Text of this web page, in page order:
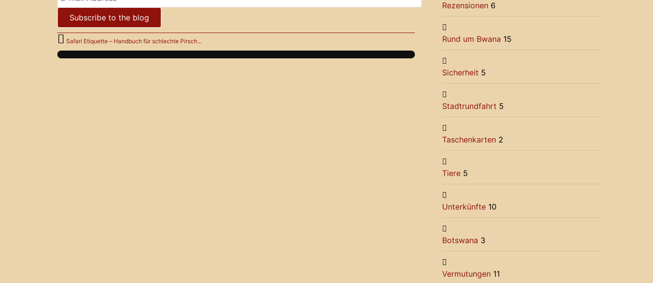
Subscribe to the blog
Safari Etiquette – Handbuch für schlechte Pirsch...
Rezensionen 6
Rund um Bwana 15
Sicherheit 5
Stadtrundfahrt 5
Taschenkarten 2
Tiere 5
Unterkünfte 10
Botswana 3
Vermutungen 11